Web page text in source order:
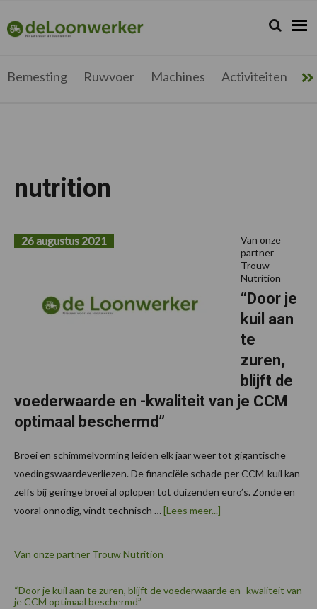
de
hoofdnavigatie
de
hoofd
de
eerste
de
voettekst
deloonwerker.be Zoeken...
Zoek
Bemesting Ruwvoer Machines Activiteiten
nutrition
Van onze
partner
Trouw
Nutrition
“Door je
kuil aan
te
zuren,
blijft de
voederwaarde en -kwaliteit van je CCM
optimaal beschermd”
26 augustus 2021
Broei en schimmelvorming leiden elk jaar weer tot gigantische
voedingswaardeverliezen. De financiële schade per CCM-kuil kan
zelfs bij geringe broei al oplopen tot duizenden euro’s. Zonde en
vooral onnodig, vindt technisch …[Lees meer...]
Van onze partner Trouw Nutrition
“Door je kuil aan te zuren, blijft de voederwaarde en -kwaliteit van
je CCM optimaal beschermd”